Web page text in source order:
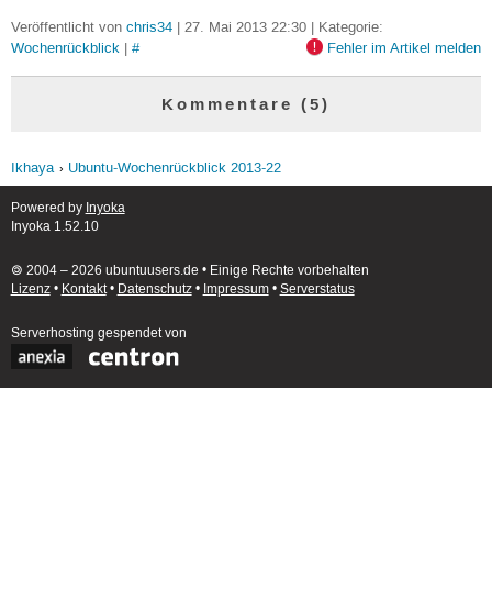
Veröffentlicht von chris34| 27. Mai 2013 22:30 | Kategorie:
Wochenrückblick| # Fehler im Artikel melden
Kommentare (5)
Ikhaya Ubuntu-Wochenrückblick 2013-22
Powered by Inyoka
Inyoka 1.52.10
🄯 2004 – 2026 ubuntuusers.de • Einige Rechte vorbehalten
Lizenz• Kontakt• Datenschutz• Impressum• Serverstatus
Serverhosting gespendet von